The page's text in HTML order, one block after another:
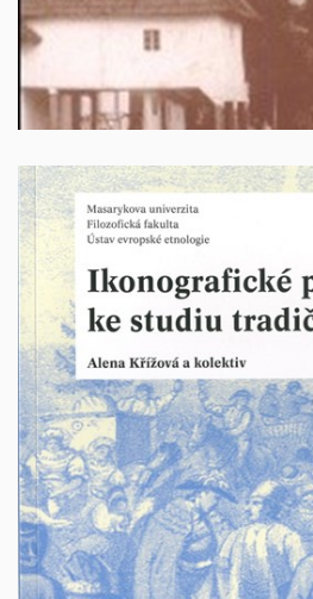
Ikonografické prameny ke
Autor: Alena Křížová a kolektiv.
ISBN: 978-80-210-
Vyprodáno